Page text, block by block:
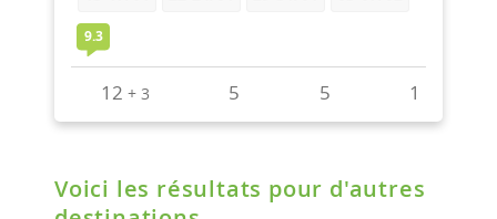
Voici les résultats pour d'autres